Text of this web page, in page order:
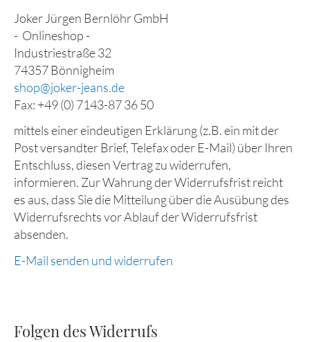
Joker Jürgen Bernlöhr GmbH
- Onlineshop -
Industriestraße 32
74357 Bönnigheim
shop@joker-jeans.de
Fax: +49 (0) 7143-87 36 50
mittels einer eindeutigen Erklärung (z.B. ein mit der
Post versandter Brief, Telefax oder E-Mail) über Ihren
Entschluss, diesen Vertrag zu widerrufen,
informieren. Zur Wahrung der Widerrufsfrist reicht
es aus, dass Sie die Mitteilung über die Ausübung des
Widerrufsrechts vor Ablauf der Widerrufsfrist
absenden.
E-Mail senden und widerrufen
Folgen des Widerrufs